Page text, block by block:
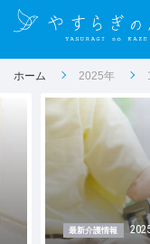
ホーム 2025年
最新介護情報